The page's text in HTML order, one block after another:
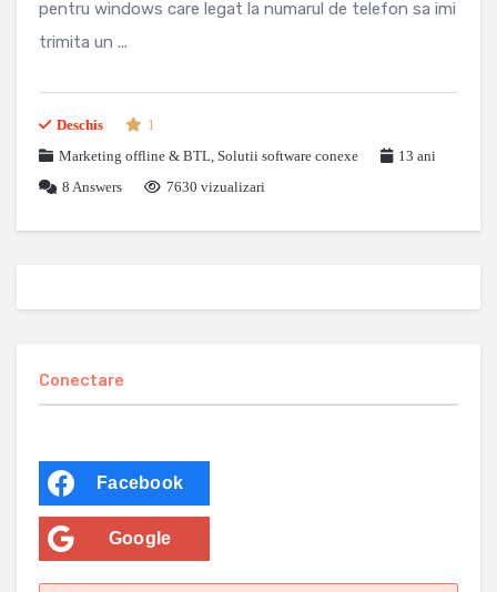
pentru windows care legat la numarul de telefon sa imi
trimita un ...
Deschis
1
Marketing offline & BTL, Solutii software conexe
13 ani
8 Answers 7630 vizualizari
Conectare
Facebook
Google